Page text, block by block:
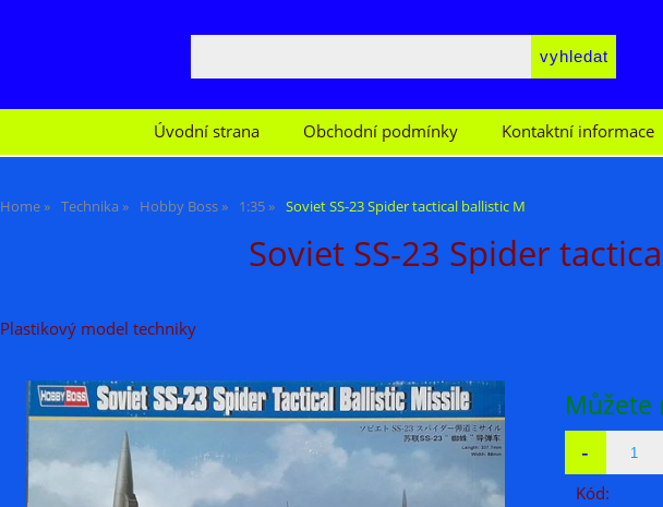
Úvodní strana Obchodní podmínky Kontaktní informace
Home Technika Hobby Boss 1:35 Soviet SS-23 Spider tactical ballistic M
Soviet SS-23 Spider
Plastikový model techniky
Můžete
Kód: